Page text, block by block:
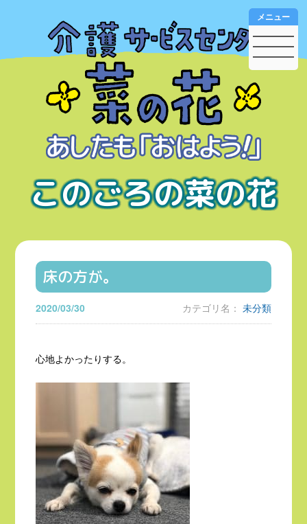
このごろの菜の花
メニュー
床の方が。
2020/03/30 カテゴリ名： 未分類
心地よかったりする。